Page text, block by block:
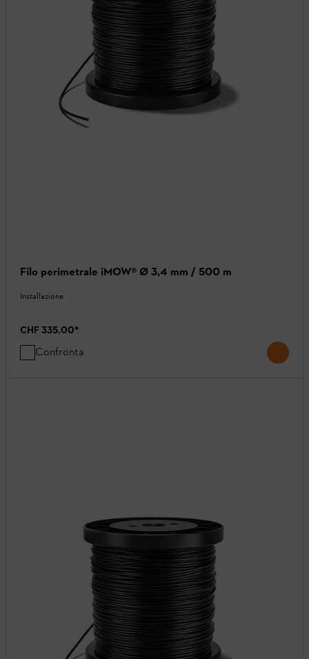
Filo perimetrale iMOW® Ø 3,4 mm / 500 m
Installazione
CHF 335.00*
Confronta